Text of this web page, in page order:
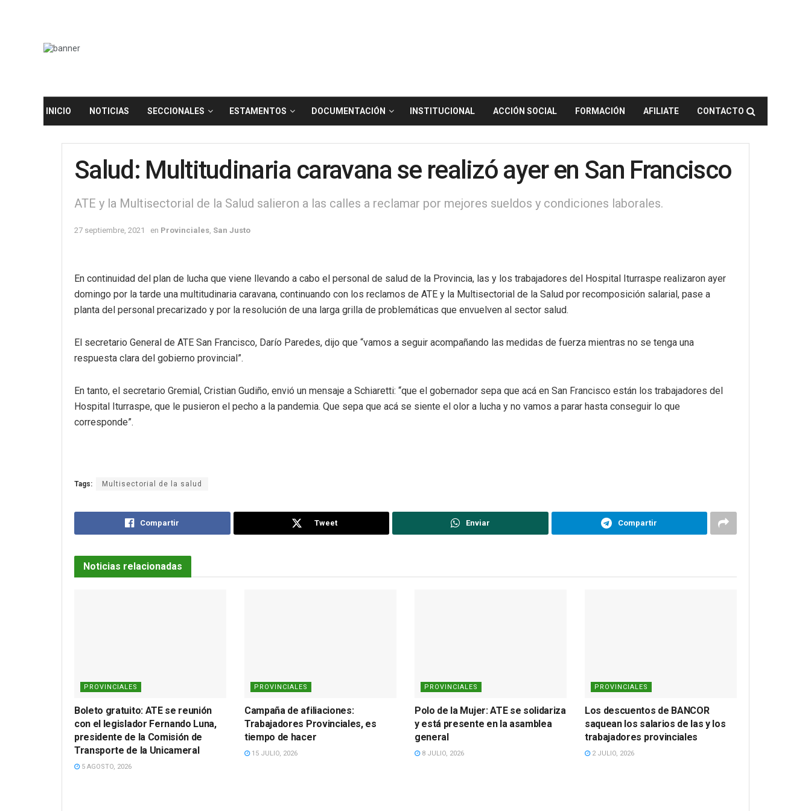
INICIO NOTICIAS SECCIONALES ESTAMENTOS DOCUMENTACIÓN INSTITUCIONAL ACCIÓN SOCIAL FORMACIÓN AFILIATE CONTACTO
Salud: Multitudinaria caravana se realizó ayer en San Francisco
ATE y la Multisectorial de la Salud salieron a las calles a reclamar por mejores sueldos y condiciones laborales.
27 septiembre, 2021 en Provinciales San Justo
En continuidad del plan de lucha que viene llevando a cabo el personal de salud de la Provincia, las y los trabajadores del Hospital Iturraspe realizaron ayer
domingo por la tarde una multitudinaria caravana, continuando con los reclamos de ATE y la Multisectorial de la Salud por recomposición salarial, pase a
planta del personal precarizado y por la resolución de una larga grilla de problemáticas que envuelven al sector salud.
El secretario General de ATE San Francisco, Darío Paredes, dijo que “vamos a seguir acompañando las medidas de fuerza mientras no se tenga una
respuesta clara del gobierno provincial”.
En tanto, el secretario Gremial, Cristian Gudiño, envió un mensaje a Schiaretti: “que el gobernador sepa que acá en San Francisco están los trabajadores del
Hospital Iturraspe, que le pusieron el pecho a la pandemia. Que sepa que acá se siente el olor a lucha y no vamos a parar hasta conseguir lo que
corresponde”.
Tags: Multisectorial de la salud
Compartir Tweet Enviar Compartir
Noticias relacionadas
PROVINCIALES
Boleto gratuito: ATE se reunión
con el legislador Fernando Luna,
presidente de la Comisión de
Transporte de la Unicameral
5 AGOSTO, 2026
PROVINCIALES
Campaña de afiliaciones:
Trabajadores Provinciales, es
tiempo de hacer
15 JULIO, 2026
PROVINCIALES
Polo de la Mujer: ATE se solidariza
y está presente en la asamblea
general
8 JULIO, 2026
PROVINCIALES
Los descuentos de BANCOR
saquean los salarios de las y los
trabajadores provinciales
2 JULIO, 2026